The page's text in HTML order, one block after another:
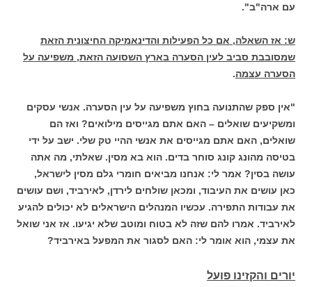
עם ארה"ב".
ש: אז השאלה, אם כל הפעילות והדינאמיקה החיצונית הזאת
שמסובבת סביב לעין הסערה בארץ השסועה הזאת, משפיעה על
הסערה עצמה.
"אין ספק שהתנועה בחוץ משפיעה על עין הסערה. אנשי עסקים
ומשקיעים שואלים – האם אתם מגייסים מילואים? ואז הם
שואלים, האם אתם מגייסים את אנשי ההיי טק שלי. ישב על ידי
בטיסה מהונג קונג סוחר בדים. הוא בא מסין. שאלתי, מה אתה
עושה בסין? אמר לי: אנחנו מביאים חומרי גלם מסין לישראל,
כאן עושים את העיבוד, ומכאן שולחים לירדן, לאירביד, ושם עושים
את עבודות התפירה. עכשיו המנהלים הישראלים לא יכולים להגיע
לאירביד. אמרו להם שזה לא בטוח ומוטב שלא יגיעו. אז אני שואל
את עצמי, הוא אומר לי: האם לסגור את המפעל באירביד?
יורים והקזינו פועל